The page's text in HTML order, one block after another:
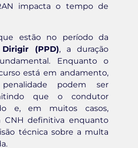
impacta o tempo de
estão no período da
(PPD), a duração
Enquanto o
está em andamento,
podem ser
que o condutor
e, em muitos casos,
CNH definitiva enquanto
técnica sobre a multa